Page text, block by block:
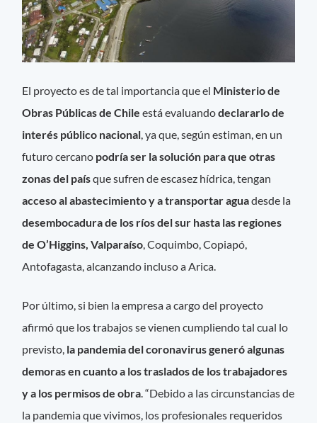
El proyecto es de tal importancia que el Ministerio de
Obras Públicas de Chile está evaluandodeclararlo de
interés público nacional, ya que, según estiman, en un
futuro cercano podría ser la solución para que otras
zonas del paísque sufren de escasez hídrica, tengan
acceso al abastecimiento y a transportar aguadesde la
desembocadura de los ríos del sur hasta las regiones
de O’Higgins, Valparaíso, Coquimbo, Copiapó,
Antofagasta, alcanzando incluso a Arica.
Por último, si bien la empresa a cargo del proyecto
afirmó que los trabajos se vienen cumpliendo tal cual lo
previsto, la pandemia del coronavirus generó algunas
demoras en cuanto a los traslados de los trabajadores
y a los permisos de obra. “Debido a las circunstancias de
la pandemia que vivimos, los profesionales requeridos